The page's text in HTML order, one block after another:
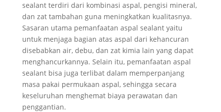
sealant terdiri dari kombinasi aspal, pengisi mineral,
dan zat tambahan guna meningkatkan kualitasnya.
Sasaran utama pemanfaatan aspal sealant yaitu
untuk menjaga bagian atas aspal dari kehancuran
disebabkan air, debu, dan zat kimia lain yang dapat
menghancurkannya. Selain itu, pemanfaatan aspal
sealant bisa juga terlibat dalam memperpanjang
masa pakai permukaan aspal, sehingga secara
keseluruhan menghemat biaya perawatan dan
penggantian.